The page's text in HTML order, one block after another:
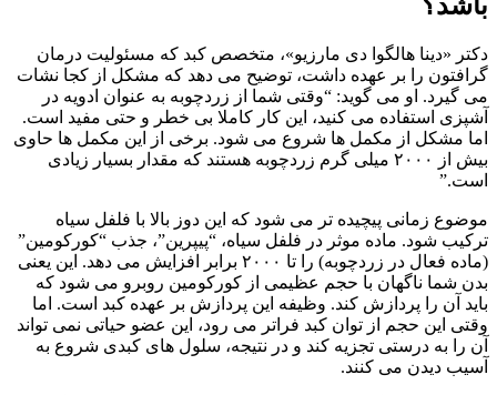
باشد؟
دکتر «دینا هالگوا دی مارزیو»، متخصص کبد که مسئولیت درمان
گرافتون را بر عهده داشت، توضیح می دهد که مشکل از کجا نشات
می گیرد. او می گوید: “وقتی شما از زردچوبه به عنوان ادویه در
آشپزی استفاده می کنید، این کار کاملا بی خطر و حتی مفید است.
اما مشکل از مکمل ها شروع می شود. برخی از این مکمل ها حاوی
بیش از ۲۰۰۰ میلی گرم زردچوبه هستند که مقدار بسیار زیادی
است.”
موضوع زمانی پیچیده تر می شود که این دوز بالا با فلفل سیاه
ترکیب شود. ماده موثر در فلفل سیاه، “پیپرین”، جذب “کورکومین”
(ماده فعال در زردچوبه) را تا ۲۰۰۰ برابر افزایش می دهد. این یعنی
بدن شما ناگهان با حجم عظیمی از کورکومین روبرو می شود که
باید آن را پردازش کند. وظیفه این پردازش بر عهده کبد است. اما
وقتی این حجم از توان کبد فراتر می رود، این عضو حیاتی نمی تواند
آن را به درستی تجزیه کند و در نتیجه، سلول های کبدی شروع به
آسیب دیدن می کنند.